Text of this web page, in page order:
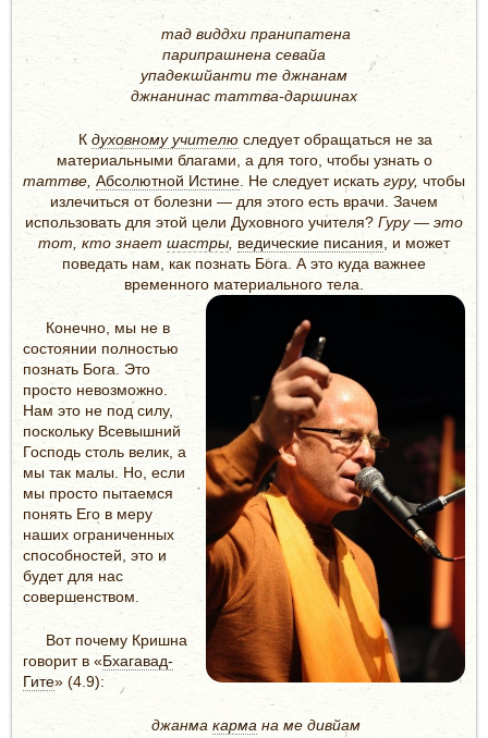
тад виддхи пранипатена
парипрашнена севайа
упадекшйанти те джнанам
джнанинас таттва-даршинах
К духовному учителю следует обращаться не за
материальными благами, а для того, чтобы узнать о
таттве, Абсолютной Истине . Не следует искать гуру, чтобы
излечиться от болезни — для этого есть врачи. Зачем
использовать для этой цели Духовного учителя? Гуру — это
тот, кто знает шастры ведические писания , и может
поведать нам, как познать Бога. А это куда важнее
временного материального тела.
Конечно, мы не в
состоянии полностью
познать Бога. Это
просто невозможно.
Нам это не под силу,
поскольку Всевышний
Господь столь велик, а
мы так малы. Но, если
мы просто пытаемся
понять Его в меру
наших ограниченных
способностей, это и
будет для нас
совершенством.
Вот почему Кришна
говорит в «Бхагавад-
Гите» (4.9):
джанма карма на ме дивйам